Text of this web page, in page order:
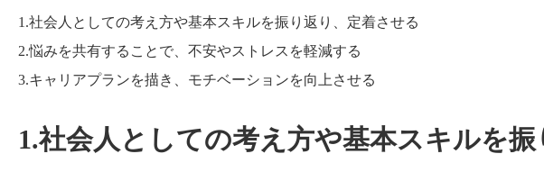
1.社会人としての考え方や基本スキルを振り返り、定着させる
2.悩みを共有することで、不安やストレスを軽減する
3.キャリアプランを描き、モチベーションを向上させる
1.社会人としての考え方や基本スキルを